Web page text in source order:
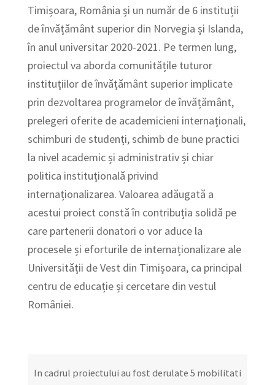
Timișoara, România și un număr de 6 instituții
de învățământ superior din Norvegia și Islanda,
în anul universitar 2020-2021. Pe termen lung,
proiectul va aborda comunitățile tuturor
instituțiilor de învățământ superior implicate
prin dezvoltarea programelor de învățământ,
prelegeri oferite de academicieni internaționali,
schimburi de studenți, schimb de bune practici
la nivel academic și administrativ și chiar
politica instituțională privind
internaționalizarea. Valoarea adăugată a
acestui proiect constă în contribuția solidă pe
care partenerii donatori o vor aduce la
procesele și eforturile de internaționalizare ale
Universității de Vest din Timișoara, ca principal
centru de educație și cercetare din vestul
României.
In cadrul proiectului au fost derulate 5 mobilitati